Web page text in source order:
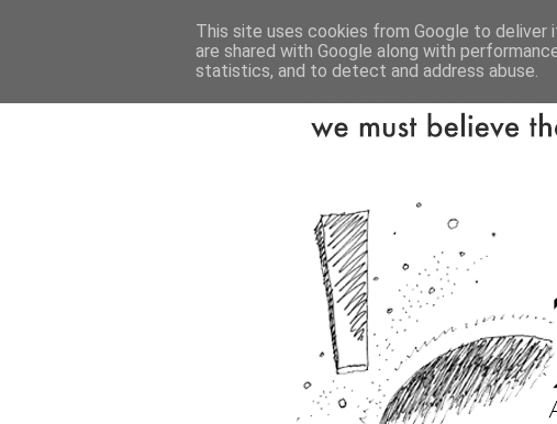
This site uses cookies from Google to deliver
are shared with Google along with
statistics, and to detect and address abuse.